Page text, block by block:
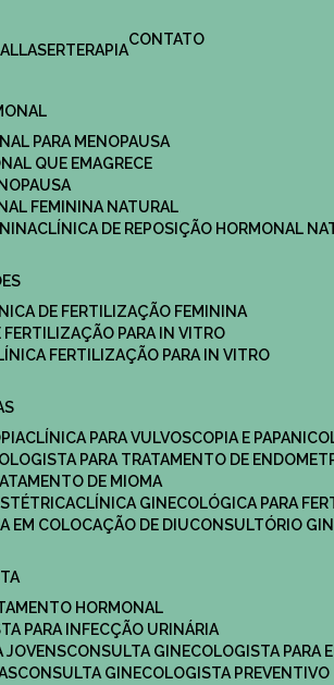
LASERTERAPIA
CONTATO
PARA MENOPAUSA
QUE EMAGRECE
FEMININA NATURAL
CLÍNICA DE REPOSIÇÃO HORMONAL
DE FERTILIZAÇÃO FEMININA
FERTILIZAÇÃO PARA IN VITRO
FERTILIZAÇÃO PARA IN VITRO
CLÍNICA PARA VULVOSCOPIA E
PARA TRATAMENTO DE
DE MIOMA
CLÍNICA GINECOLÓGICA PARA
EM COLOCAÇÃO DE DIU
CONSULTÓRIO
HORMONAL
PARA INFECÇÃO URINÁRIA
JOVENS
CONSULTA GINECOLOGISTA PARA
CONSULTA GINECOLOGISTA PREVENTIVO